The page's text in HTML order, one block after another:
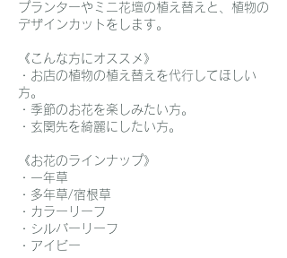
プランターやミニ花壇の植え替えと、植物の
デザインカットをします。
《こんな方にオススメ》
・お店の植物の植え替えを代行してほしい
方。
・季節のお花を楽しみたい方。
・玄関先を綺麗にしたい方。
《お花のラインナップ》
・一年草
・多年草/宿根草
・カラーリーフ
・シルバーリーフ
・アイビー